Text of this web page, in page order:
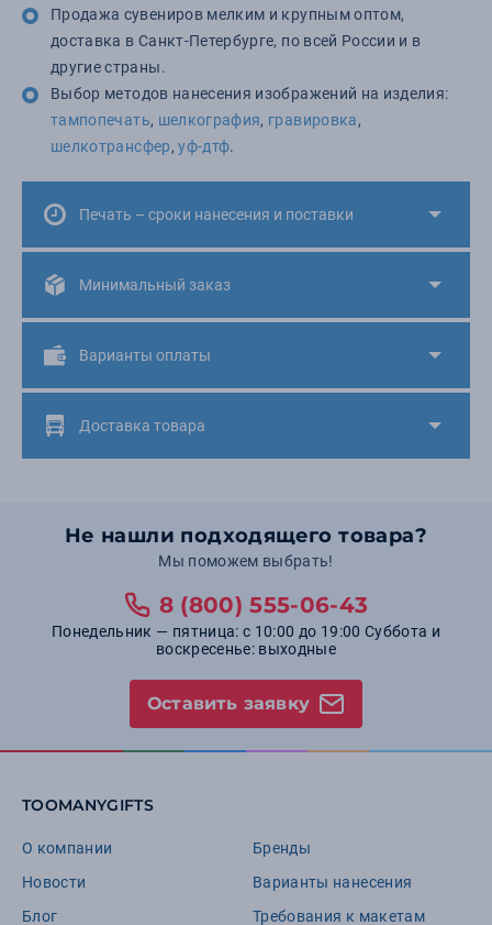
Продажа сувениров мелким и крупным оптом,
доставка в Санкт-Петербурге, по всей России и в
другие страны.
Выбор методов нанесения изображений на изделия:
тампопечать, шелкография, гравировка,
шелкотрансфер, уф-дтф.
Печать – сроки нанесения и поставки
Минимальный заказ
Варианты оплаты
Доставка товара
Не нашли подходящего товара?
Мы поможем выбрать!
8 (800) 555-06-43
Понедельник — пятница: с 10:00 до 19:00 Суббота и
воскресенье: выходные
Оставить заявку
TOOMANYGIFTS
О компании
Новости
Блог
Бренды
Варианты нанесения
Требования к макетам